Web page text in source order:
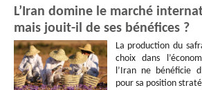
L’Iran domine le marché
mais jouit-il de ses bénéfices ?
La production du
choix dans
l’Iran ne bénéficie
pour sa position